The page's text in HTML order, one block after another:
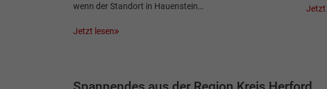
wenn der Standort in Hauenstein…
Jetzt lesen
Jetzt